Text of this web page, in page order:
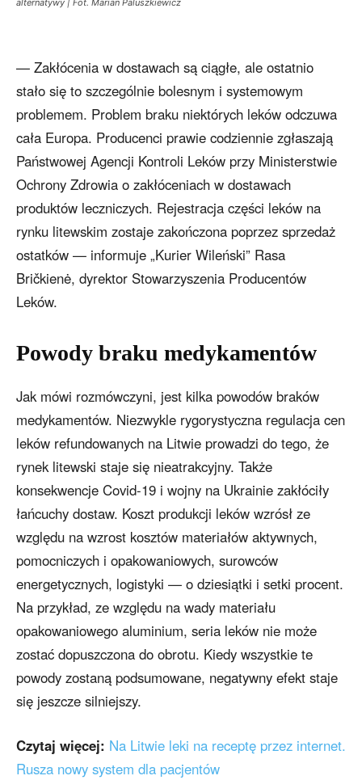
alternatywy | Fot. Marian Paluszkiewicz
— Zakłócenia w dostawach są ciągłe, ale ostatnio
stało się to szczególnie bolesnym i systemowym
problemem. Problem braku niektórych leków odczuwa
cała Europa. Producenci prawie codziennie zgłaszają
Państwowej Agencji Kontroli Leków przy Ministerstwie
Ochrony Zdrowia o zakłóceniach w dostawach
produktów leczniczych. Rejestracja części leków na
rynku litewskim zostaje zakończona poprzez sprzedaż
ostatków — informuje „Kurier Wileński” Rasa
Bričkienė, dyrektor Stowarzyszenia Producentów
Leków.
Powody braku medykamentów
Jak mówi rozmówczyni, jest kilka powodów braków
medykamentów. Niezwykle rygorystyczna regulacja cen
leków refundowanych na Litwie prowadzi do tego, że
rynek litewski staje się nieatrakcyjny. Także
konsekwencje Covid-19 i wojny na Ukrainie zakłóciły
łańcuchy dostaw. Koszt produkcji leków wzrósł ze
względu na wzrost kosztów materiałów aktywnych,
pomocniczych i opakowaniowych, surowców
energetycznych, logistyki — o dziesiątki i setki procent.
Na przykład, ze względu na wady materiału
opakowaniowego aluminium, seria leków nie może
zostać dopuszczona do obrotu. Kiedy wszystkie te
powody zostaną podsumowane, negatywny efekt staje
się jeszcze silniejszy.
Czytaj więcej: Na Litwie leki na receptę przez internet.
Rusza nowy system dla pacjentów